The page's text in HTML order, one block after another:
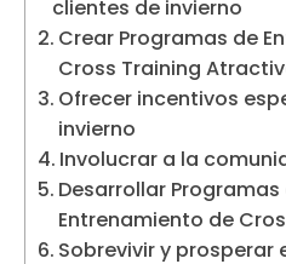
clientes de invierno
Crear Programas de
Cross Training
Ofrecer incentivos
invierno
Involucrar a la
Desarrollar Programas
Entrenamiento de
Sobrevivir y prosperar